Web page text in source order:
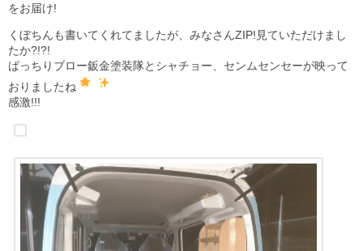
をお届け!
くぼちんも書いてくれてましたが、みなさんZIP!見ていただけまし
たか?!?!
ばっちりブロー鈑金塗装隊とシャチョー、センムセンセーが映って
おりましたね
感激!!!